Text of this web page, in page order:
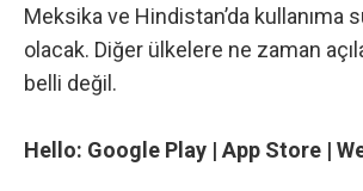
Meksika ve Hindistan’da kullanıma
olacak. Diğer ülkelere ne zaman
belli değil.
Hello: Google Play | App Store |